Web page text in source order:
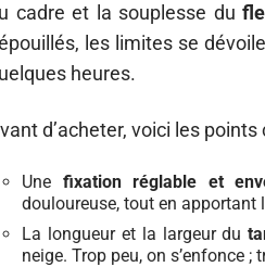
cadre et la souplesse du
les limites se
heures.
d’acheter, voici les
Une fixation réglable et
douloureuse, tout en apportant
La longueur et la largeur du
neige. Trop peu, on s’enfonce ;